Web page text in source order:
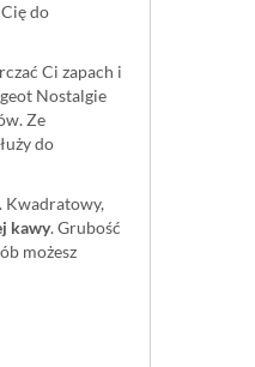
do
Ci zapach i
Nostalgie
Ze
do
Kwadratowy,
kawy. Grubość
możesz